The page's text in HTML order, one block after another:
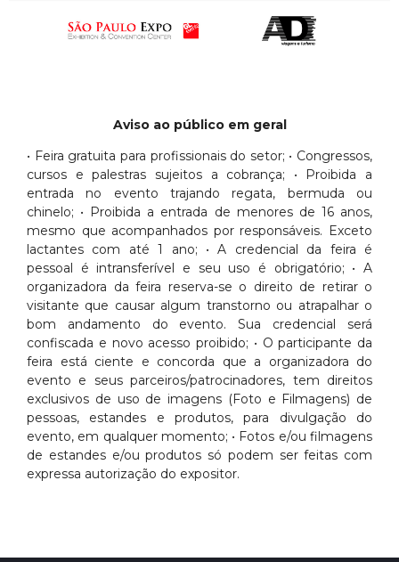
Aviso ao público em geral
• Feira gratuita para profissionais do setor; • Congressos,
cursos e palestras sujeitos a cobrança; • Proibida a
entrada no evento trajando regata, bermuda ou
chinelo; • Proibida a entrada de menores de 16 anos,
mesmo que acompanhados por responsáveis. Exceto
lactantes com até 1 ano; • A credencial da feira é
pessoal é intransferível e seu uso é obrigatório; • A
organizadora da feira reserva-se o direito de retirar o
visitante que causar algum transtorno ou atrapalhar o
bom andamento do evento. Sua credencial será
confiscada e novo acesso proibido; • O participante da
feira está ciente e concorda que a organizadora do
evento e seus parceiros/patrocinadores, tem direitos
exclusivos de uso de imagens (Foto e Filmagens) de
pessoas, estandes e produtos, para divulgação do
evento, em qualquer momento; • Fotos e/ou filmagens
de estandes e/ou produtos só podem ser feitas com
expressa autorização do expositor.